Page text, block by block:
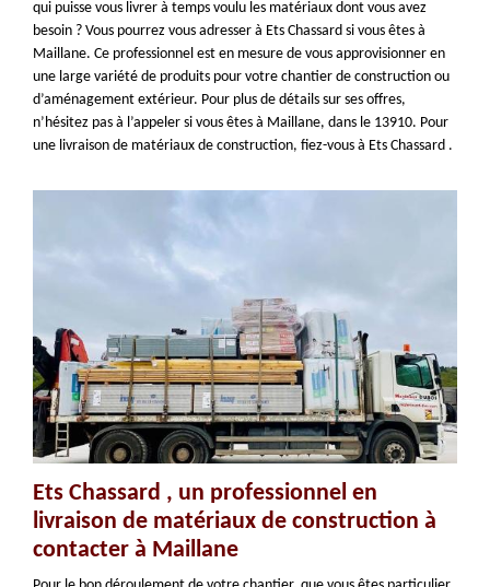
qui puisse vous livrer à temps voulu les matériaux dont vous avez
besoin ? Vous pourrez vous adresser à Ets Chassard si vous êtes à
Maillane. Ce professionnel est en mesure de vous approvisionner en
une large variété de produits pour votre chantier de construction ou
d’aménagement extérieur. Pour plus de détails sur ses offres,
n’hésitez pas à l’appeler si vous êtes à Maillane, dans le 13910. Pour
une livraison de matériaux de construction, fiez-vous à Ets Chassard .
Ets Chassard , un professionnel en
livraison de matériaux de construction à
contacter à Maillane